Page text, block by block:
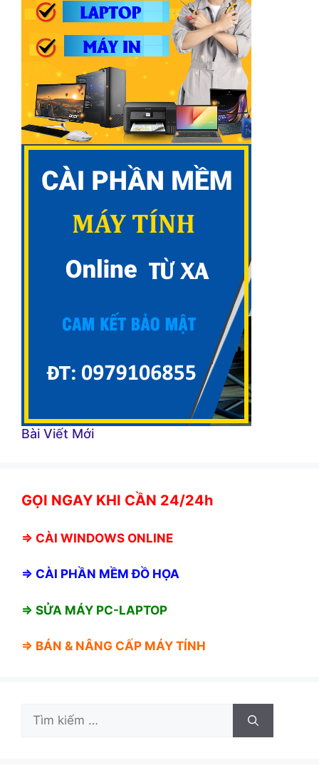
Bài Viết Mới
GỌI NGAY KHI CẦN 24/24h
⇒ CÀI WINDOWS ONLINE
⇒ CÀI PHẦN MỀM ĐỒ HỌA
⇒ SỬA MÁY PC-LAPTOP
⇒ BÁN & NÂNG CẤP MÁY TÍNH
Tìm